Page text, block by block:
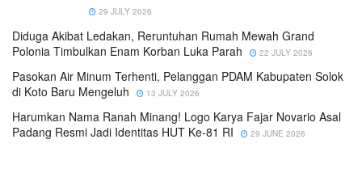
29 JULY 2026
Diduga Akibat Ledakan, Reruntuhan Rumah Mewah Grand
Polonia Timbulkan Enam Korban Luka Parah
22 JULY 2026
Pasokan Air Minum Terhenti, Pelanggan PDAM Kabupaten Solok
di Koto Baru Mengeluh
13 JULY 2026
Harumkan Nama Ranah Minang! Logo Karya Fajar Novario Asal
Padang Resmi Jadi Identitas HUT Ke-81 RI
29 JUNE 2026